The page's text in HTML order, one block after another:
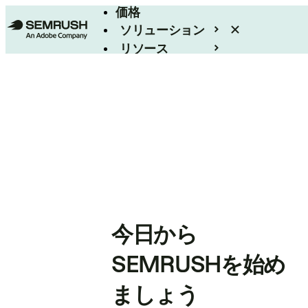
価格
ソリューション
リソース
今日から
SEMRUSHを始め
ましょう